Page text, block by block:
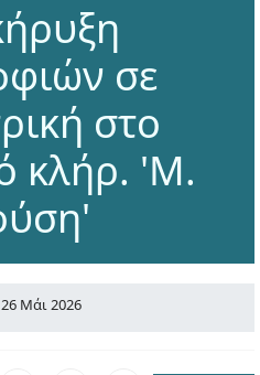
σε
στο
κλήρ. 'Μ.
26 Μάι 2026